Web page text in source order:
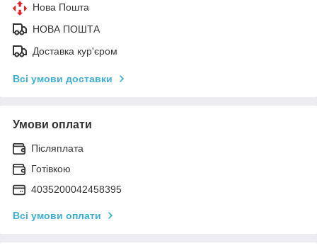
Нова Пошта
НОВА ПОШТА
Доставка кур'єром
Всі умови доставки
Умови оплати
Післяплата
Готівкою
4035200042458395
Всі умови оплати